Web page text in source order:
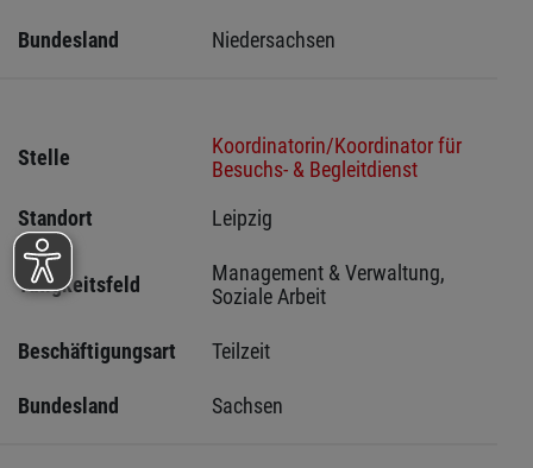
Bundesland Niedersachsen
Stelle
Koordinatorin/Koordinator für
Besuchs- & Begleitdienst
Standort
Leipzig
Tätigkeitsfeld
Management & Verwaltung,
Soziale Arbeit
Beschäftigungsart Teilzeit
Bundesland Sachsen